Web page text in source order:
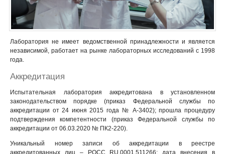
Лаборатория не имеет ведомственной принадлежности и является
независимой, работает на рынке лабораторных исследований с 1998
года.
Аккредитация
Испытательная лаборатория аккредитована в установленном
законодательством порядке (приказ Федеральной службы по
аккредитации от 24 июня 2015 года № А-3402); прошла процедуру
подтверждения компетентности (приказ Федеральной службы по
аккредитации от 06.03.2020 № ПК2-220).
Уникальный номер записи об аккредитации в реестре
аккредитованных лиц – РОСС RU.0001.511266; дата внесения в